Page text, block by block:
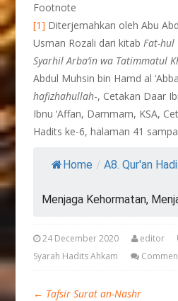
Footnote
[1] Diterjemahkan oleh Abu
Usman Rozali dari kitabFat-
Syarhil Arba’in wa Tatimmatul
Abdul Muhsin bin Hamd al
hafizhahullah-, Cetakan Daar
Ibnu ‘Affan, Dammam, KSA,
Hadits ke-6, halaman 41
Home / A8. Qur'an
Menjaga Kehormatan,
24 December 2020 editor
Syarah Hadits Ahkam
← Tafsir Surat an-Nashr